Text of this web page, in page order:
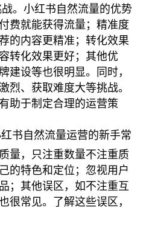
。小红书自然流量的优势
费就能获得流量；精准度
的内容更精准；转化效果
转化效果更好；其他优
建设等也很明显。同时，
烈、获取难度大等挑战。
助于制定合理的运营策
书自然流量运营的新手常
量，只注重数量不注重质
的特色和定位；忽视用户
；其他误区，如不注重互
很常见。了解这些误区，